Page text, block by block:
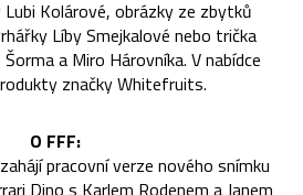
Kolárové, obrázky ze zbytků
Líby Smejkalové nebo trička
a Miro Hárovníka. V nabídce
značky Whitefruits.
O FFF:
pracovní verze nového snímku
Dino s Karlem Rodenem a Janem